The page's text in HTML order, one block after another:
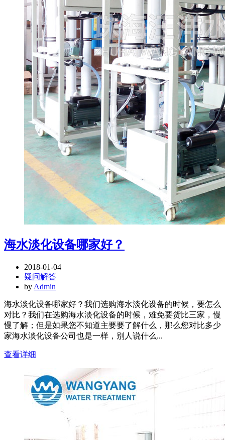
海水淡化设备哪家好？
2018-01-04
疑问解答
by Admin
海水淡化设备哪家好？我们选购海水淡化设备的时候，要怎么
对比？我们在选购海水淡化设备的时候，难免要货比三家，慢
慢了解；但是如果您不知道主要要了解什么，那么您对比多少
家海水淡化设备公司也是一样，别人说什么...
查看详细